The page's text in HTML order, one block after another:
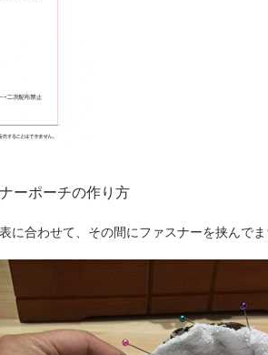
ーポーチの作り方
に合わせて、その間にファスナーを挟んで